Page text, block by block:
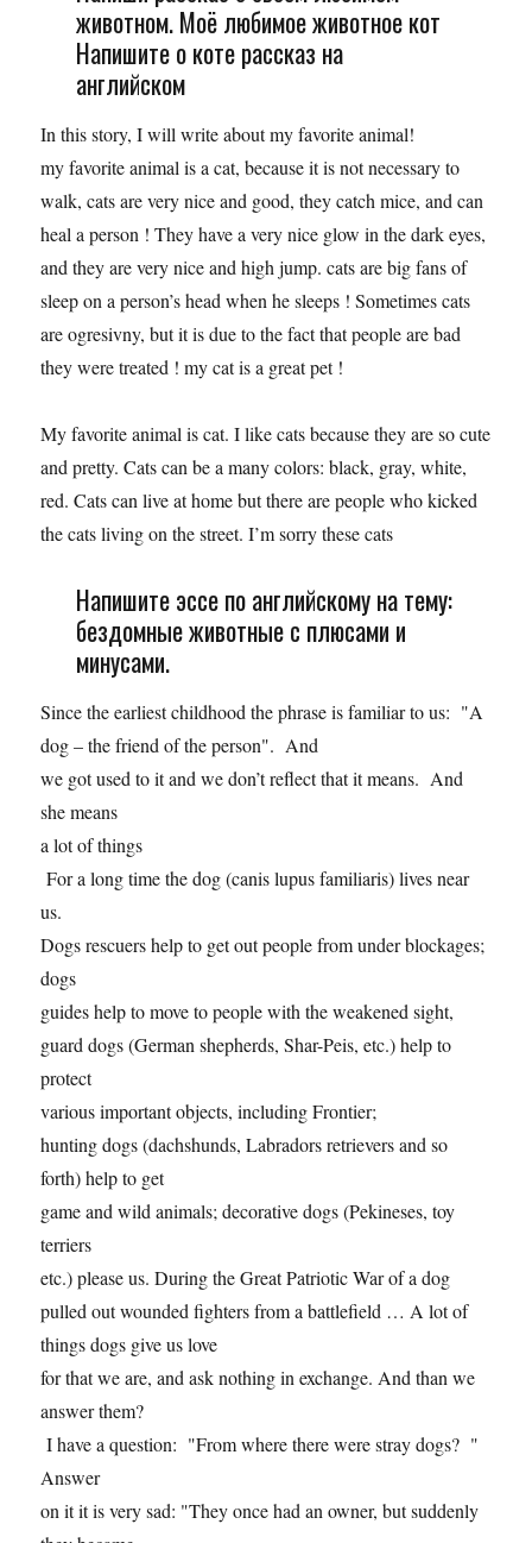
животном. Моё любимое животное кот
Напишите о коте рассказ на
английском
In this story, I will write about my favorite animal!
my favorite animal is a cat, because it is not necessary to
walk, cats are very nice and good, they catch mice, and can
heal a person ! They have a very nice glow in the dark eyes,
and they are very nice and high jump. cats are big fans of
sleep on a person’s head when he sleeps ! Sometimes cats
are ogresivny, but it is due to the fact that people are bad
they were treated ! my cat is a great pet !
My favorite animal is cat. I like cats because they are so cute
and pretty. Cats can be a many colors: black, gray, white,
red. Cats can live at home but there are people who kicked
the cats living on the street. I’m sorry these cats
Напишите эссе по английскому на тему:
бездомные животные с плюсами и
минусами.
Since the earliest childhood the phrase is familiar to us: "A
dog – the friend of the person". And
we got used to it and we don’t reflect that it means. And
she means
a lot of things
For a long time the dog (canis lupus familiaris) lives near
us.
Dogs rescuers help to get out people from under blockages;
dogs
guides help to move to people with the weakened sight,
guard dogs (German shepherds, Shar-Peis, etc.) help to
protect
various important objects, including Frontier;
hunting dogs (dachshunds, Labradors retrievers and so
forth) help to get
game and wild animals; decorative dogs (Pekineses, toy
terriers
etc.) please us. During the Great Patriotic War of a dog
pulled out wounded fighters from a battlefield … A lot of
things dogs give us love
for that we are, and ask nothing in exchange. And than we
answer them?
I have a question: "From where there were stray dogs? "
Answer
on it it is very sad: "They once had an owner, but suddenly